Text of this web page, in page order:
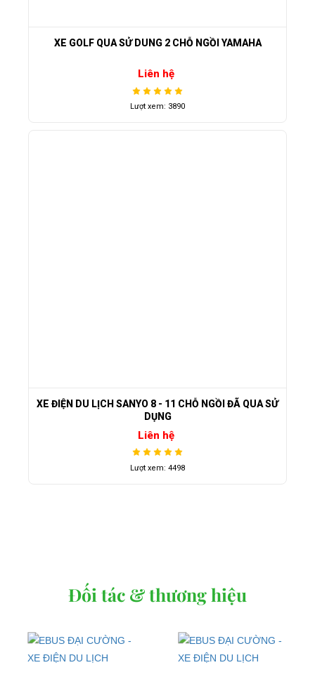
XE GOLF QUA SỬ DUNG 2 CHỖ NGỒI YAMAHA
Liên hệ
Lượt xem: 3890
XE ĐIỆN DU LỊCH SANYO 8 - 11 CHỖ NGỒI ĐÃ QUA SỬ
DỤNG
Liên hệ
Lượt xem: 4498
Đối tác & thương hiệu